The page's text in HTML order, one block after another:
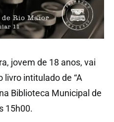
jovem de 18 anos, vai
livro intitulado de “A
Biblioteca Municipal de
15h00.